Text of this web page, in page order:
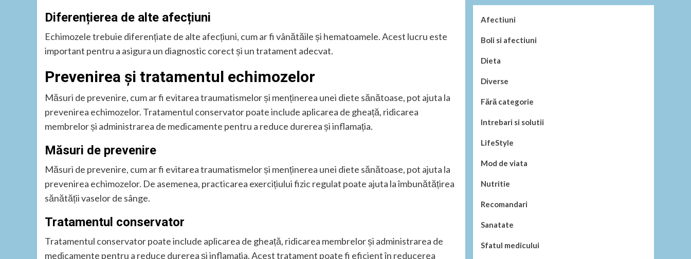
Diferențierea de alte afecțiuni
Echimozele trebuie diferențiate de alte afecțiuni, cum ar fi vânătăile și hematoamele. Acest lucru este
important pentru a asigura un diagnostic corect și un tratament adecvat.
Prevenirea și tratamentul echimozelor
Măsuri de prevenire, cum ar fi evitarea traumatismelor și menținerea unei diete sănătoase, pot ajuta la
prevenirea echimozelor. Tratamentul conservator poate include aplicarea de gheață, ridicarea
membrelor și administrarea de medicamente pentru a reduce durerea și inflamația.
Măsuri de prevenire
Măsuri de prevenire, cum ar fi evitarea traumatismelor și menținerea unei diete sănătoase, pot ajuta la
prevenirea echimozelor. De asemenea, practicarea exercițiului fizic regulat poate ajuta la îmbunătățirea
sănătății vaselor de sânge.
Tratamentul conservator
Tratamentul conservator poate include aplicarea de gheață, ridicarea membrelor și administrarea de
medicamente pentru a reduce durerea și inflamația. Acest tratament poate fi eficient în reducerea
Afectiuni
Boli si afectiuni
Dieta
Diverse
Fără categorie
Intrebari si solutii
LifeStyle
Mod de viata
Nutritie
Recomandari
Sanatate
Sfatul medicului